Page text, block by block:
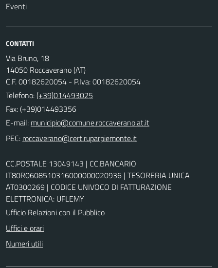
Eventi
CONTATTI
Via Bruno, 18
14050 Roccaverano (AT)
C.F. 00182620054 - P.Iva: 00182620054
Telefono:(+39)014493025
Fax: (+39)014493356
E-mail:
PEC:
CC.POSTALE 13049143 | CC.BANCARIO
IT80R0608510316000000020936 | TESORERIA UNICA
AT0300269 | CODICE UNIVOCO DI FATTURAZIONE
ELETTRONICA: UFLEMY
Ufficio Relazioni con il Pubblico
Uffici e orari
Numeri utili